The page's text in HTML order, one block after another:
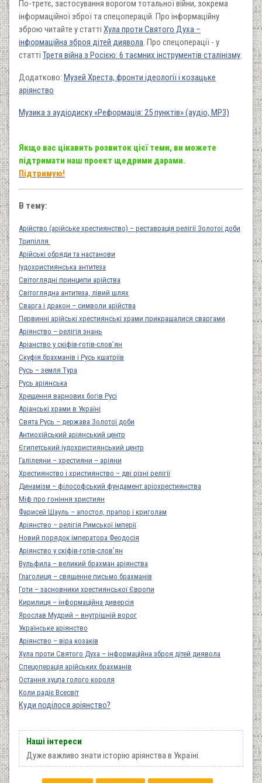
По-третє, застосування ворогом тотальної війни, зокрема
інформаційної зброї та спецоперацій. Про інформаційну
зброю читайте у статті Хула проти Святого Духа –
інформаційна зброя дітей диявола. Про спецоперації - у
статті Третя війна з Росією: 6 таємних інструментів сталінізму.
Додатково: Музей Хреста, фронти ідеології і козацьке
аріянство
Музика з аудіодиску «Реформація: 25 пунктів» (аудіо, MP3)
Якщо вас цікавить розвиток цієї теми, ви можете
підтримати наш проект щедрими дарами.
Підтримую!
В тему:
Арійство (арійське хрестиянство) – реставрація релігії Золотої доби
Трипілля
Арійські обряди та настанови
Іудохристиянська антитеза
Світоглядні принципи арійства
Світоглядна антитеза, лівий шлях
Сварга і дракон – символи арійства
Первинні арійські хрестиянські храми прикрашалися сваргами
Аріянство – релігія знань
Аріанство у скіфів-готів-слов’ян
Скуфія брахманів і Русь кшатріїв
Русь – земля Тура
Русь аріянська
Хрещення варнових богів Русі
Аріанські храми в Україні
Свята Русь – держава Золотої доби
Антиохійський аріянський центр
Єгипетський іудохристиянський центр
Галілеяни – хрестияни – аріяни
Хрестиянство і християнство – дві різні релігії
Динамізм – філософський фундамент аріохрестиянства
Міф про гоніння християн
Фарисей Шауль – апостол, прапор і криголам
Аріянство – релігія Римської імперії
Новий порядок імператора Феодосія
Аріянство у скіфів-готів-слов’ян
Вульфила – великий брахман аріянства
Глаголиця – священне письмо брахманів
Готи – засновники хрестиянської Європи
Кирилиця – інформаційна диверсія
Ярослав Мудрий – внутрішній ворог
Українське аріянство
Аріянство – віра козаків
Хула проти Святого Духа – інформаційна зброя дітей диявола
Спецоперація арійських брахманів
Остання хуцпа голого короля
Коли радіє Всесвіт
Куди поділося аріянство?
Наші інтереси
Дуже важливо знати історію аріянства в Україні.